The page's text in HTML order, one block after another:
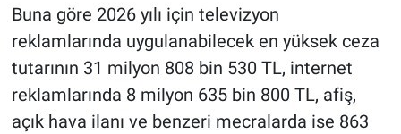
Buna göre 2026 yılı için televizyon
reklamlarında uygulanabilecek en yüksek ceza
tutarının 31 milyon 808 bin 530 TL, internet
reklamlarında 8 milyon 635 bin 800 TL, afiş,
açık hava ilanı ve benzeri mecralarda ise 863